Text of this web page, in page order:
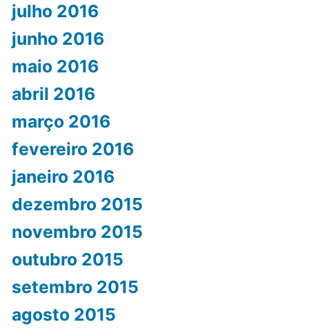
julho 2016
junho 2016
maio 2016
abril 2016
março 2016
fevereiro 2016
janeiro 2016
dezembro 2015
novembro 2015
outubro 2015
setembro 2015
agosto 2015